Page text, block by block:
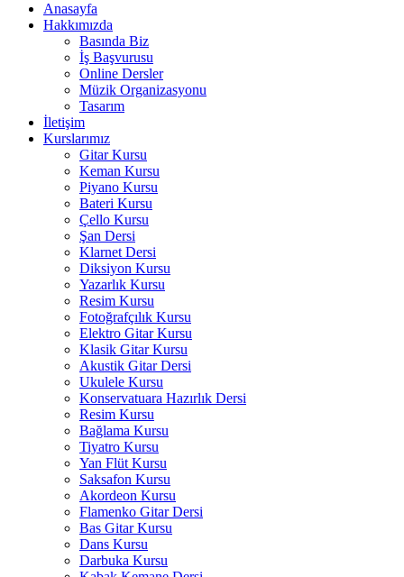
Anasayfa
Hakkımızda
Basında Biz
İş Başvurusu
Online Dersler
Müzik Organizasyonu
Tasarım
İletişim
Kurslarımız
Gitar Kursu
Keman Kursu
Piyano Kursu
Bateri Kursu
Çello Kursu
Şan Dersi
Klarnet Dersi
Diksiyon Kursu
Yazarlık Kursu
Resim Kursu
Fotoğrafçılık Kursu
Elektro Gitar Kursu
Klasik Gitar Kursu
Akustik Gitar Dersi
Ukulele Kursu
Konservatuara Hazırlık Dersi
Resim Kursu
Bağlama Kursu
Tiyatro Kursu
Yan Flüt Kursu
Saksafon Kursu
Akordeon Kursu
Flamenko Gitar Dersi
Bas Gitar Kursu
Dans Kursu
Darbuka Kursu